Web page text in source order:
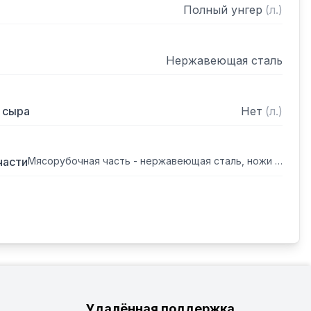
Полный унгер (л.)
Нержавеющая сталь
сыра Нет (л.)
Мясорубочная часть - нержавеющая сталь, ножи - инструментальная сталь, решетки - нержавеющая сталь